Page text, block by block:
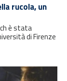
rucola, un
è stata
di Firenze